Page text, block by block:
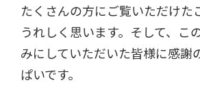
たくさんの方にご覧いただけた
うれしく思います。そして、こ
みにしていただいた皆様に感謝
ぱいです。